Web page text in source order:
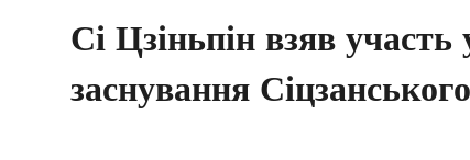
Сі Цзіньпін взяв участь
заснування